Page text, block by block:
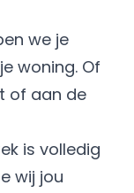
we je
woning. Of
of aan de
is volledig
wij jou